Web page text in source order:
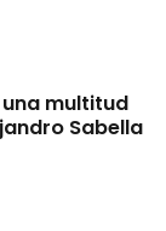
una multitud
Sabella